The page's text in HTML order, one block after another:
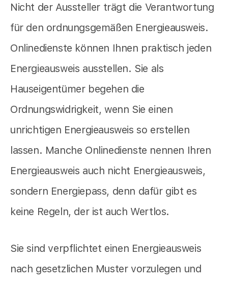
Nicht der Aussteller trägt die Verantwortung
für den ordnungsgemäßen Energieausweis.
Onlinedienste können Ihnen praktisch jeden
Energieausweis ausstellen. Sie als
Hauseigentümer begehen die
Ordnungswidrigkeit, wenn Sie einen
unrichtigen Energieausweis so erstellen
lassen. Manche Onlinedienste nennen Ihren
Energieausweis auch nicht Energieausweis,
sondern Energiepass, denn dafür gibt es
keine Regeln, der ist auch Wertlos.
Sie sind verpflichtet einen Energieausweis
nach gesetzlichen Muster vorzulegen und